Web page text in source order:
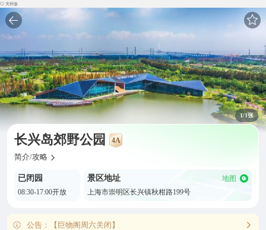
关怀版
1/1张
长兴岛郊野公园 4A
简介/攻略
已闭园
08:30-17:00开放
景区地址
地图
上海市崇明区长兴镇秋柑路199号
公告：【巨物阁周六关闭】